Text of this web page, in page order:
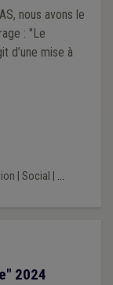
nous avons le
: "Le
d’une mise à
Social ...
2024